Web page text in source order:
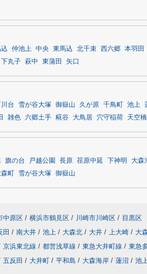
仲池上 中央 東馬込 北千束 西六郷 本羽田
下丸子 萩中 東蒲田 矢口
台 雪が谷大塚 御嶽山 久が原 千鳥町 池上
雑色 六郷土手 糀谷 大鳥居 穴守稲荷 天空橋
旗の台 戸越公園 長原 荏原中延 下神明 大森
町 雪が谷大塚 御嶽山
中原区 / 横浜市鶴見区 / 川崎市川崎区 / 目黒区
田 / 南大井 / 池上 / 大森北 / 大井 / 上大崎 / 大
京浜東北線 / 都営浅草線 / 東急大井町線 / 東急
五反田 / 大井町 / 平和島 / 大森海岸 / 蓮沼 / 池